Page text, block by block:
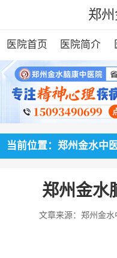
郑
医院首页 医院简介
当前位置：郑州金水中
郑州金水
文章来源：郑州金水